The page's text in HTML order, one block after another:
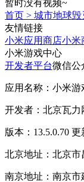
暂时没有视频~
首页 > 城市地球毁
友情链接
小米应用商店小米
小米游戏中心
开发者平台微信公
应用名称：小米游
开发者：北京瓦力
版本：13.5.0.70
北京地址：北京市
南京地址：南京市